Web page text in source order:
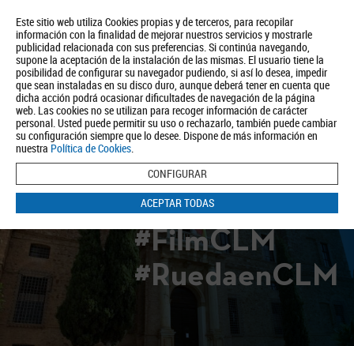
Este sitio web utiliza Cookies propias y de terceros, para recopilar
información con la finalidad de mejorar nuestros servicios y mostrarle
publicidad relacionada con sus preferencias. Si continúa navegando,
supone la aceptación de la instalación de las mismas. El usuario tiene la
posibilidad de configurar su navegador pudiendo, si así lo desea, impedir
que sean instaladas en su disco duro, aunque deberá tener en cuenta que
dicha acción podrá ocasionar dificultades de navegación de la página
web. Las cookies no se utilizan para recoger información de carácter
personal. Usted puede permitir su uso o rechazarlo, también puede cambiar
su configuración siempre que lo desee. Dispone de más información en
nuestra Política de Cookies.
CONFIGURAR
ACEPTAR TODAS
Quiénes somos Turismo Política de Privacidad Aviso Legal
Política de Cookies
BUSCAR
#FilmCLM
#RuedaenCLM